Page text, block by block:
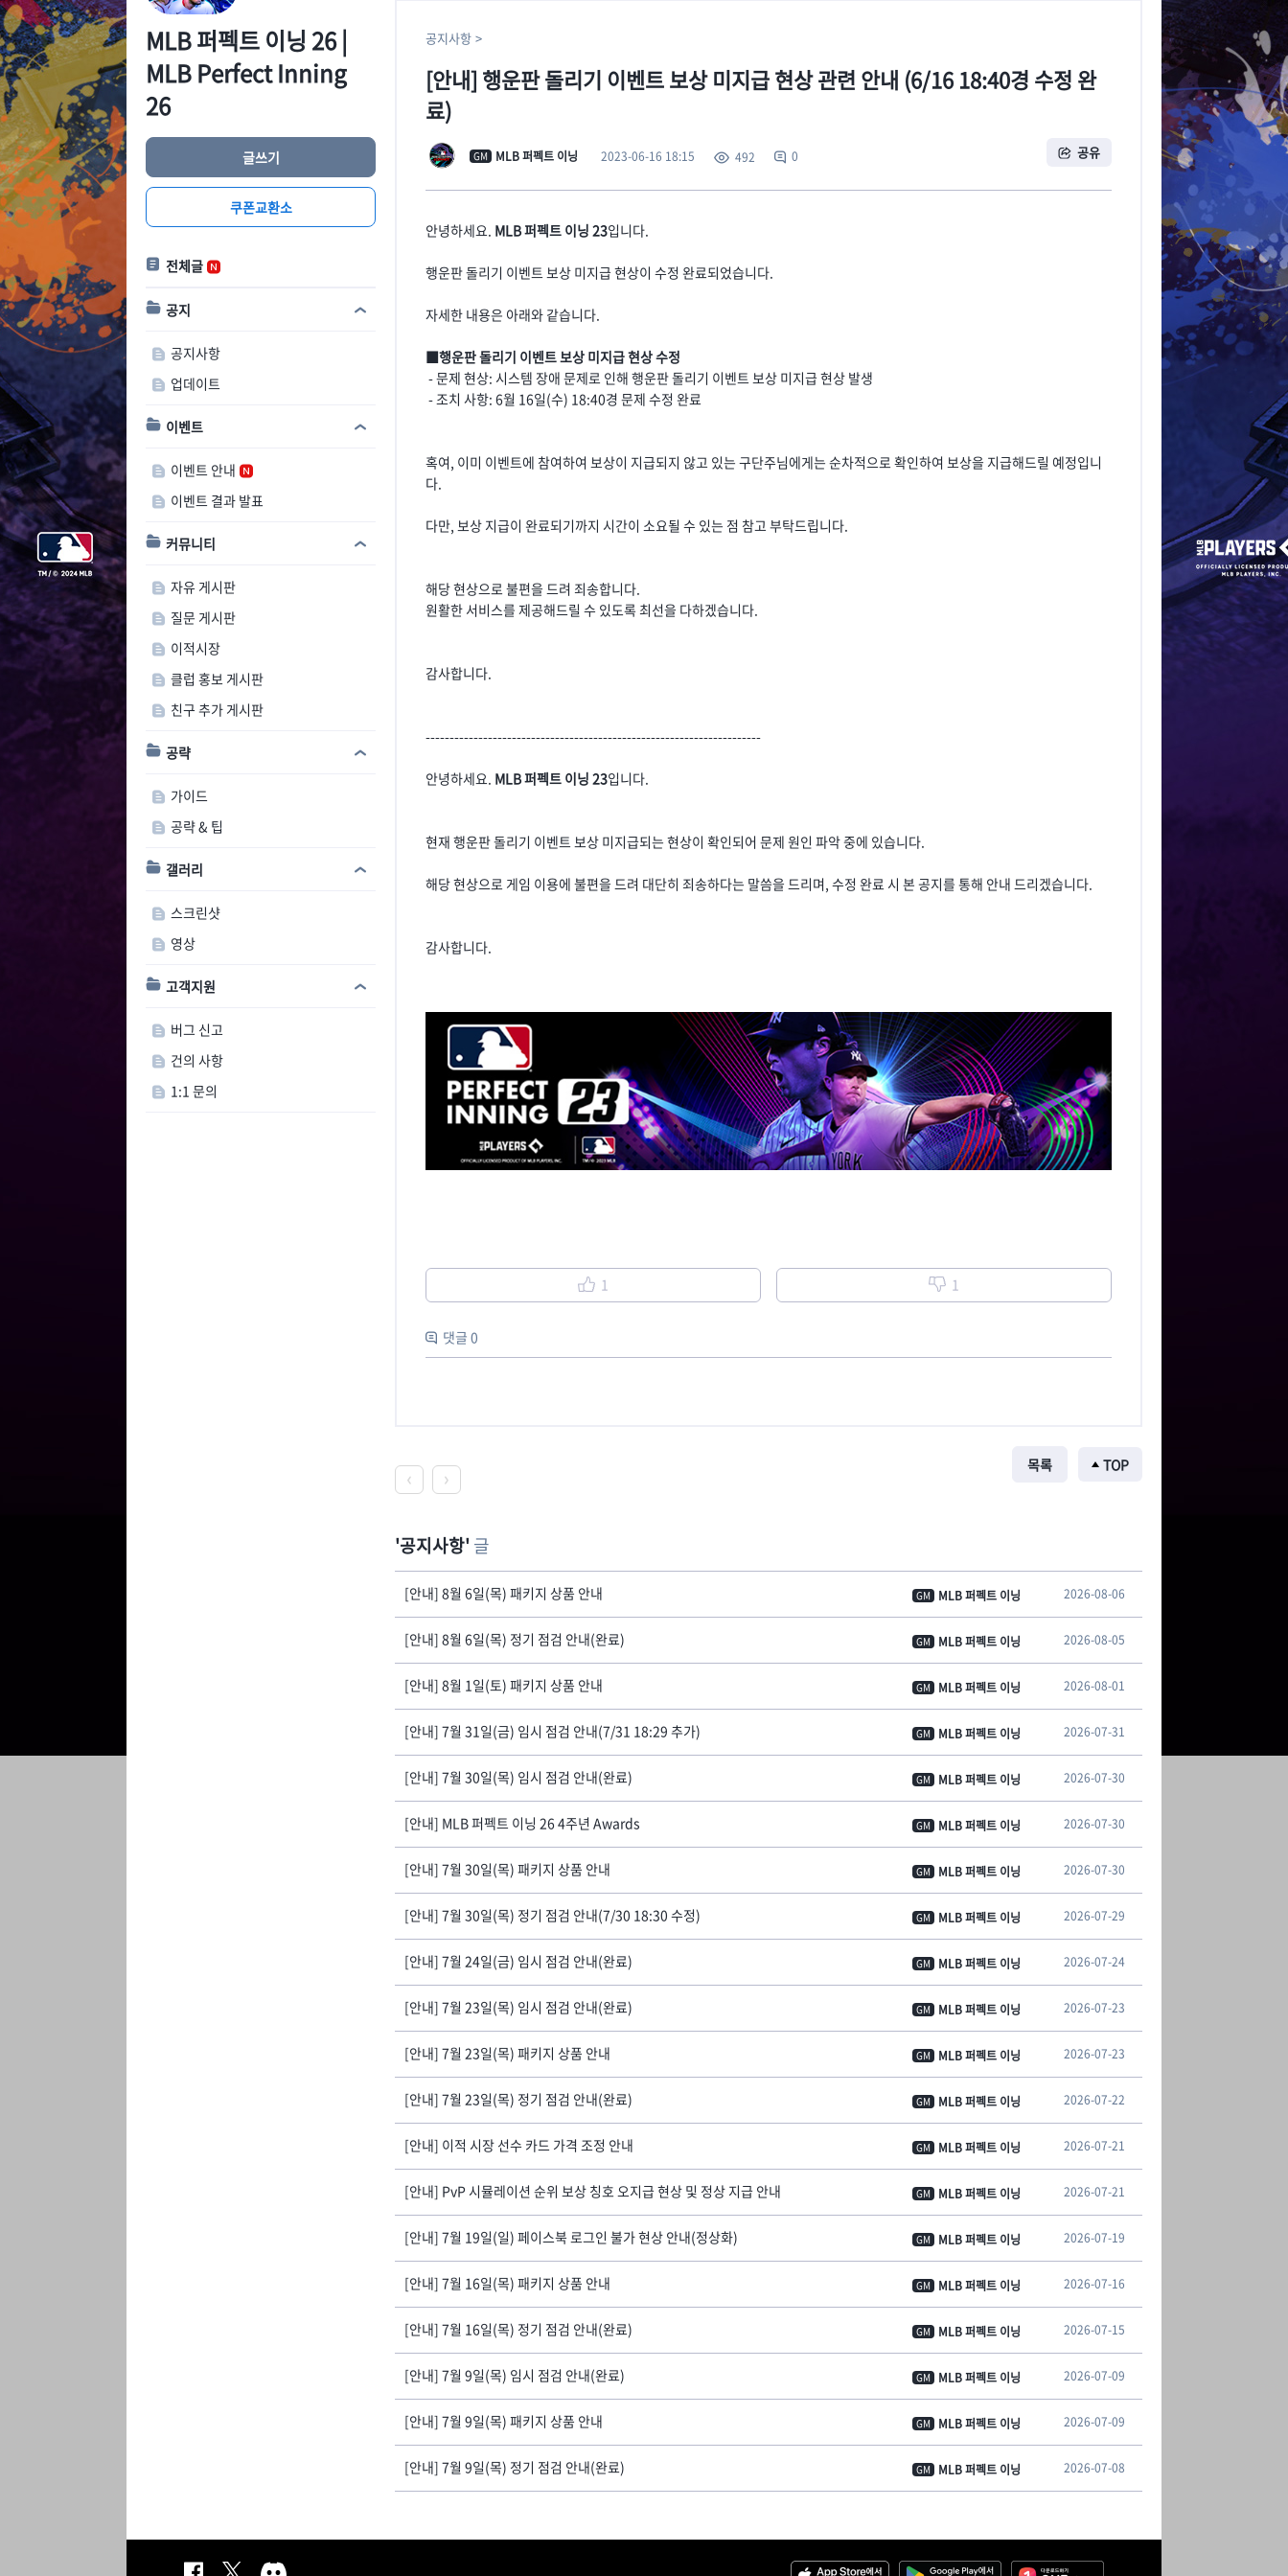
MLB 퍼펙트 이닝 26 |
MLB Perfect Inning
26
글쓰기
쿠폰교환소
전체글
공지
공지사항
업데이트
이벤트
이벤트 안내
이벤트 결과 발표
커뮤니티
자유 게시판
질문 게시판
이적시장
클럽 홍보 게시판
친구 추가 게시판
공략
가이드
공략 & 팁
갤러리
스크린샷
영상
고객지원
버그 신고
건의 사항
1:1 문의
공지사항
[안내] 행운판 돌리기 이벤트 보상 미지급 현상 관련 안내 (6/16 18:40경 수정 완
료)
GM MLB 퍼펙트 이닝 2023-06-16 18:15 492 0 공유
안녕하세요. MLB 퍼펙트 이닝 23입니다.
행운판 돌리기 이벤트 보상 미지급 현상이 수정 완료되었습니다.
자세한 내용은 아래와 같습니다.
■행운판 돌리기 이벤트 보상 미지급 현상 수정
- 문제 현상: 시스템 장애 문제로 인해 행운판 돌리기 이벤트 보상 미지급 현상 발생
- 조치 사항: 6월 16일(수) 18:40경 문제 수정 완료
혹여, 이미 이벤트에 참여하여 보상이 지급되지 않고 있는 구단주님에게는 순차적으로 확인하여 보상을 지급해드릴 예정입니
다.
다만, 보상 지급이 완료되기까지 시간이 소요될 수 있는 점 참고 부탁드립니다.
해당 현상으로 불편을 드려 죄송합니다.
원활한 서비스를 제공해드릴 수 있도록 최선을 다하겠습니다.
감사합니다.
----------------------------------------------------------------------
안녕하세요. MLB 퍼펙트 이닝 23입니다.
현재 행운판 돌리기 이벤트 보상 미지급되는 현상이 확인되어 문제 원인 파악 중에 있습니다.
해당 현상으로 게임 이용에 불편을 드려 대단히 죄송하다는 말씀을 드리며, 수정 완료 시 본 공지를 통해 안내 드리겠습니다.
감사합니다.
1 1
댓글 0
목록 TOP
공지사항 글
[안내] 8월 6일(목) 패키지 상품 안내 GM MLB 퍼펙트 이닝 2026-08-06
[안내] 8월 6일(목) 정기 점검 안내(완료) GM MLB 퍼펙트 이닝 2026-08-05
[안내] 8월 1일(토) 패키지 상품 안내 GM MLB 퍼펙트 이닝 2026-08-01
[안내] 7월 31일(금) 임시 점검 안내(7/31 18:29 추가) GM MLB 퍼펙트 이닝 2026-07-31
[안내] 7월 30일(목) 임시 점검 안내(완료) GM MLB 퍼펙트 이닝 2026-07-30
[안내] MLB 퍼펙트 이닝 26 4주년 Awards GM MLB 퍼펙트 이닝 2026-07-30
[안내] 7월 30일(목) 패키지 상품 안내 GM MLB 퍼펙트 이닝 2026-07-30
[안내] 7월 30일(목) 정기 점검 안내(7/30 18:30 수정) GM MLB 퍼펙트 이닝 2026-07-29
[안내] 7월 24일(금) 임시 점검 안내(완료) GM MLB 퍼펙트 이닝 2026-07-24
[안내] 7월 23일(목) 임시 점검 안내(완료) GM MLB 퍼펙트 이닝 2026-07-23
[안내] 7월 23일(목) 패키지 상품 안내 GM MLB 퍼펙트 이닝 2026-07-23
[안내] 7월 23일(목) 정기 점검 안내(완료) GM MLB 퍼펙트 이닝 2026-07-22
[안내] 이적 시장 선수 카드 가격 조정 안내 GM MLB 퍼펙트 이닝 2026-07-21
[안내] PvP 시뮬레이션 순위 보상 칭호 오지급 현상 및 정상 지급 안내 GM MLB 퍼펙트 이닝 2026-07-21
[안내] 7월 19일(일) 페이스북 로그인 불가 현상 안내(정상화) GM MLB 퍼펙트 이닝 2026-07-19
[안내] 7월 16일(목) 패키지 상품 안내 GM MLB 퍼펙트 이닝 2026-07-16
[안내] 7월 16일(목) 정기 점검 안내(완료) GM MLB 퍼펙트 이닝 2026-07-15
[안내] 7월 9일(목) 임시 점검 안내(완료) GM MLB 퍼펙트 이닝 2026-07-09
[안내] 7월 9일(목) 패키지 상품 안내 GM MLB 퍼펙트 이닝 2026-07-09
[안내] 7월 9일(목) 정기 점검 안내(완료) GM MLB 퍼펙트 이닝 2026-07-08